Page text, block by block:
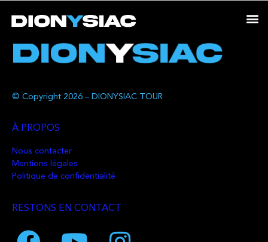
© Copyright 2026 – DIONYSIAC TOUR
À PROPOS
Nous contacter
Mentions légales
Politique de confidentialité
RESTONS EN CONTACT